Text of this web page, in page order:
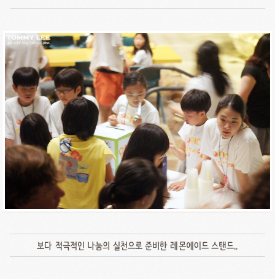
보다 적극적인 나눔의 실천으로 준비한 레몬에이드 스탠드..